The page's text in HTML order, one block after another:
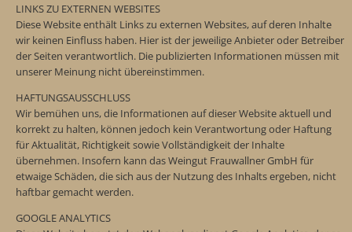
LINKS ZU EXTERNEN WEBSITES
Diese Website enthält Links zu externen Websites, auf deren Inhalte
wir keinen Einfluss haben. Hier ist der jeweilige Anbieter oder Betreiber
der Seiten verantwortlich. Die publizierten Informationen müssen mit
unserer Meinung nicht übereinstimmen.
HAFTUNGSAUSSCHLUSS
Wir bemühen uns, die Informationen auf dieser Website aktuell und
korrekt zu halten, können jedoch kein Verantwortung oder Haftung
für Aktualität, Richtigkeit sowie Vollständigkeit der Inhalte
übernehmen. Insofern kann das Weingut Frauwallner GmbH für
etwaige Schäden, die sich aus der Nutzung des Inhalts ergeben, nicht
haftbar gemacht werden.
GOOGLE ANALYTICS